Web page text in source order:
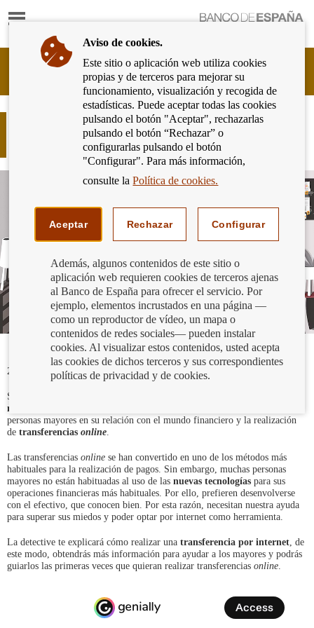
Mostrar
Ir
página
de
inicio
del
Banco
de
España
Cliente
Bancario
Banco
España
Eurosistema,
Sara Gómez y el caso de las
transferencias online
26/01/2023
Sara Gómez vuelve con una publicación relacionada con
mayores
personas mayores en su relación con el mundo financiero y la realización
de transferencias online.
Las transferencias online se han convertido en uno de los métodos más
habituales para la realización de pagos. Sin embargo, muchas personas
mayores no están habituadas al uso de las nuevas tecnologías para sus
operaciones financieras más habituales. Por ello, prefieren desenvolverse
con el efectivo, que conocen bien. Por esta razón, necesitan nuestra ayuda
para superar sus miedos y poder optar por internet como herramienta.
La detective te explicará cómo realizar una transferencia por internet, de
este modo, obtendrás más información para ayudar a los mayores y podrás
guiarlos las primeras veces que quieran realizar transferencias online.
Aviso de cookies.
Este sitio o aplicación web utiliza cookies
propias y de terceros para mejorar su
funcionamiento, visualización y recogida de
estadísticas. Puede aceptar todas las cookies
pulsando el botón "Aceptar", rechazarlas
pulsando el botón “Rechazar” o
configurarlas pulsando el botón
"Configurar". Para más información,
consulte laPolítica de cookies.
Aceptar Rechazar Configurar
Además, algunos contenidos de este sitio o
aplicación web requieren cookies de terceros ajenas
al Banco de España para ofrecer el servicio. Por
ejemplo, elementos incrustados en una página —
como un reproductor de vídeo, un mapa o
contenidos de redes sociales— pueden instalar
cookies. Al visualizar estos contenidos, usted acepta
las cookies de dichos terceros y sus correspondientes
políticas de privacidad y de cookies.